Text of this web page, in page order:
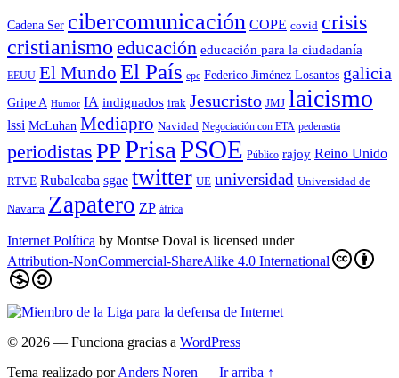
Cadena Ser cibercomunicación COPE covid crisis
cristianismo educación educación para la ciudadaní­a
EEUU El Mundo El País epc Federico Jiménez Losantos galicia
Gripe A Humor IA indignados irak Jesucristo JMJ laicismo
lssi McLuhan Mediapro Navidad Negociación con ETA pederastia
periodistas PPPrisaPSOE Público rajoy Reino Unido
RTVE Rubalcaba sgae twitter UE universidad Universidad de
Navarra Zapatero ZP áfrica
Internet Política by Montse Doval is licensed under
Attribution-NonCommercial-ShareAlike 4.0 International
© 2026 — Funciona gracias a WordPress
Tema realizado porAnders Noren — Ir arriba ↑